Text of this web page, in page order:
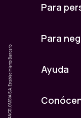
· Cohorte
· Cohorte
· Cohorte
Para
Para
Ayuda